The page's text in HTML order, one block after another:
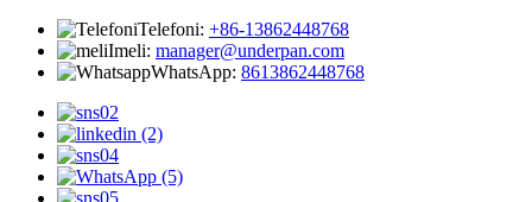
Telefoni: +86-13862448768
Imeli: manager@underpan.com
WhatsApp: 8613862448768